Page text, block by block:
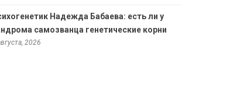
Надежда Бабаева: есть ли у
самозванца генетические корни
2026